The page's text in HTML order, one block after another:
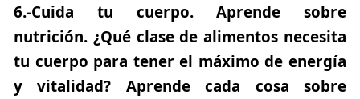
6.-Cuida tu cuerpo. Aprende sobre
nutrición. ¿Qué clase de alimentos necesita
tu cuerpo para tener el máximo de energía
y vitalidad? Aprende cada cosa sobre